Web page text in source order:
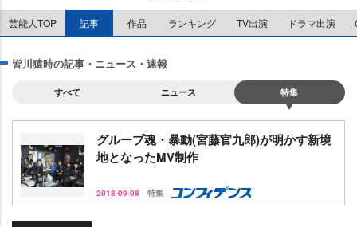
e
芸能人TOP 記事 作品 ランキング TV出演 ドラマ出演
皆川猿時の記事・ニュース・速報
すべて ニュース 特集
グループ魂・暴動(宮藤官九郎)が明かす新境
地となったMV制作
2018-09-08 特集